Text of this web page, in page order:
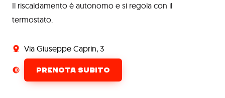
Il riscaldamento è autonomo e si regola con il
termostato.
Via Giuseppe Caprin, 3
PRENOTA SUBITO